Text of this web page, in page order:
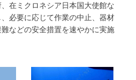
在ミクロネシア日本国大使館な
必要に応じて作業の中止、器材
などの安全措置を速やかに実施